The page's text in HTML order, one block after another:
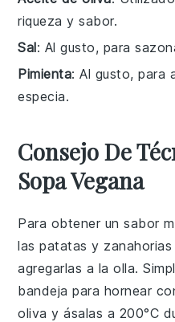
riqueza y sabor.
Sal: Al gusto, para
Pimienta: Al gusto, para
especia.
Consejo De
Sopa Vegana
Para obtener un sabor
laspatatas y zanahorias
agregarlas a laolla.
bandeja para hornear
oliva y ásalas a 200°C